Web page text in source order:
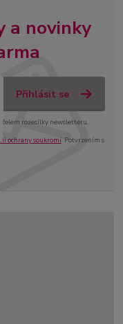
a novinky
Přihlásit se
účelem rozesílky newsletteru.
ochrany soukromí. Potvrzením s